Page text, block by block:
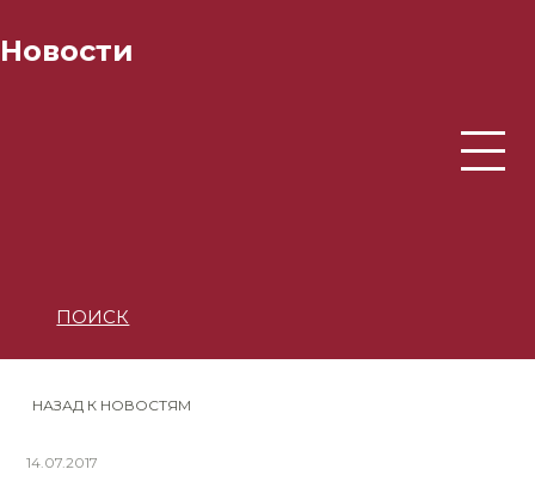
Новости
ПОИСК
НАЗАД К НОВОСТЯМ
14.07.2017